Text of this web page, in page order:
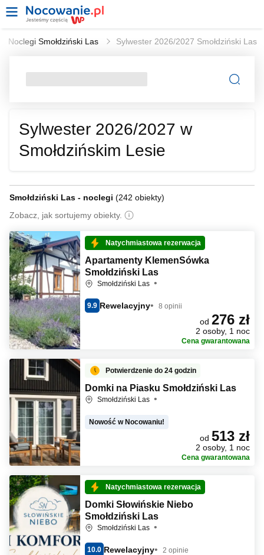
Noclegi Smołdziński Las Sylwester 2026/2027 Smołdziński Las
Sylwester 2026/2027 w
Smołdzińskim Lesie
Smołdziński Las - noclegi (242 obiekty)
Zobacz, jak sortujemy obiekty.
Natychmiastowa rezerwacja
Apartamenty KlemenSówka
Smołdziński Las
Smołdziński Las
9.9 Rewelacyjny 8 opinii
od 276 zł
2 osoby, 1 noc
Cena gwarantowana
Potwierdzenie do 24 godzin
Domki na Piasku Smołdziński Las
Smołdziński Las
Nowość w Nocowaniu!
od 513 zł
2 osoby, 1 noc
Cena gwarantowana
Natychmiastowa rezerwacja
Domki Słowińskie Niebo
Smołdziński Las
Smołdziński Las
10.0 Rewelacyjny 2 opinie